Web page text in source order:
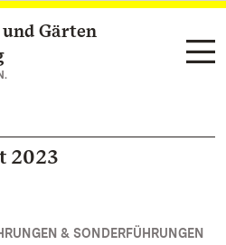
Gärten
2023
& SONDERFÜHRUNGEN